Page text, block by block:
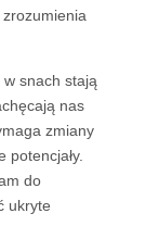
snach stają
nas
zmiany
do
ukryte